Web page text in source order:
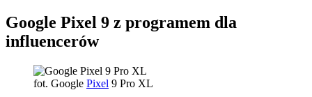
Google Pixel 9 z programem dla
influencerów
fot. Google Pixel 9 Pro XL